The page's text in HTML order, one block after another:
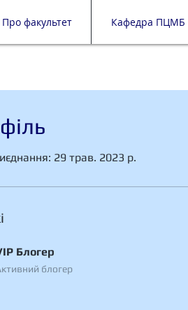
Про факультет Кафедра ПЦМБ
29 трав. 2023 р.
Блогер
блогер